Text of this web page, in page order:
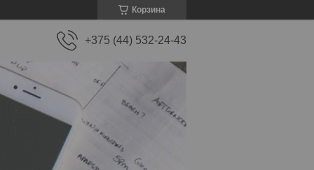
Корзина
+375 (44) 532-24-43